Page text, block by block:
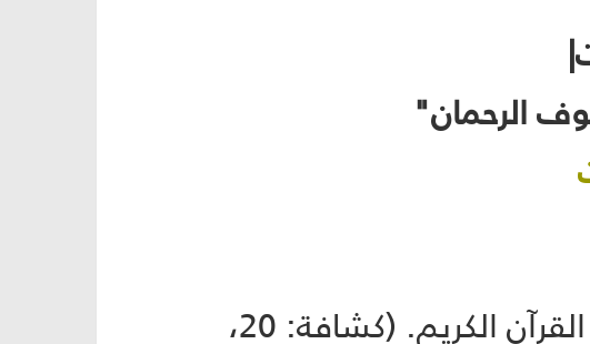
الرحمان"
يعدّد أربعًا من وصايا لقمان عليه السلام لولده كما وردت في القرآن الكريم. (كشافة: 20،